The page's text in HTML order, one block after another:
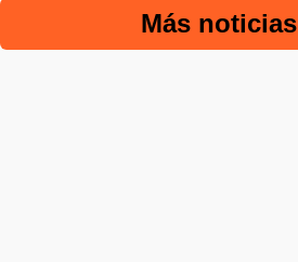
Más noticias